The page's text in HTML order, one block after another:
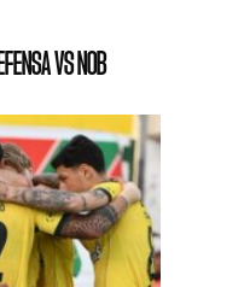
VS NOB